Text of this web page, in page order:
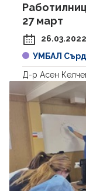
27 март
УМБАЛ
Д-р Асен